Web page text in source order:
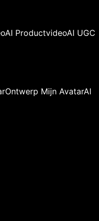
AI ProductvideoAI UGC
Ontwerp Mijn AvatarAI